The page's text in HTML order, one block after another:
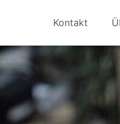
Kontakt